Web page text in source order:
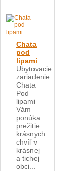
Chata
pod
lipami
Ubytovacie
zariadenie
Chata
Pod
lipami
Vám
ponúka
prežitie
krásnych
chvíľ v
krásnej
a tichej
obci...